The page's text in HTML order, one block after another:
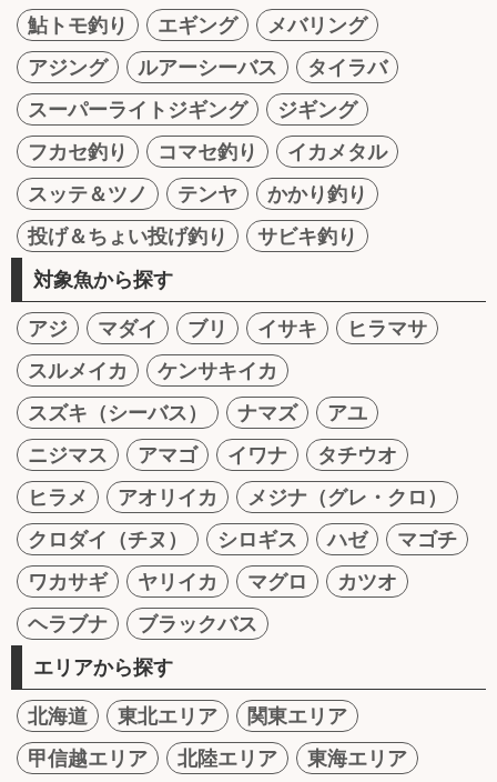
鮎トモ釣り
エギング
メバリング
アジング
ルアーシーバス
タイラバ
スーパーライトジギング
ジギング
フカセ釣り
コマセ釣り
イカメタル
スッテ＆ツノ
テンヤ
かかり釣り
投げ＆ちょい投げ釣り
サビキ釣り
対象魚から探す
アジ マダイ ブリ イサキ
ヒラマサ
スルメイカ
ケンサキイカ
スズキ（シーバス）
ナマズ
アユ
ニジマス
アマゴ イワナ
タチウオ
ヒラメ
アオリイカ
メジナ（グレ・クロ）
クロダイ（チヌ）
シロギス ハゼ
マゴチ
ワカサギ
ヤリイカ マグロ
カツオ
ヘラブナ
ブラックバス
エリアから探す
北海道 東北エリア
関東エリア
甲信越エリア
北陸エリア
東海エリア